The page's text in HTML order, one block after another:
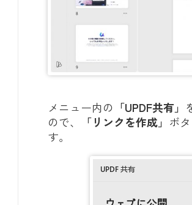
メニュー内の 「UPDF共有」
ので、
「リンクを作成」 ボ
す。